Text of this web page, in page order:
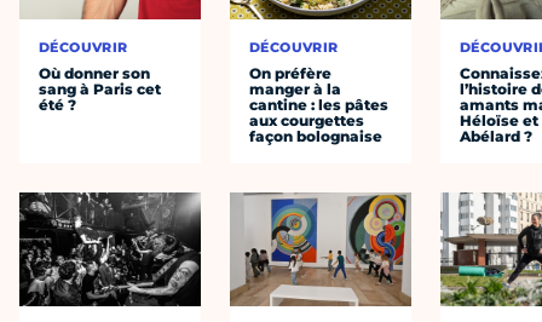
DÉCOUVRIR
Où donner son
sang à Paris cet
été ?
DÉCOUVRIR
On préfère
manger à la
cantine : les pâtes
aux courgettes
façon bolognaise
l’histoire
amants
Héloïse et
Abélard ?